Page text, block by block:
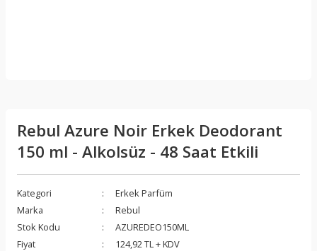
Rebul Azure Noir Erkek Deodorant
150 ml - Alkolsüz - 48 Saat Etkili
Kategori
Erkek Parfüm
Marka
Rebul
Stok Kodu
AZUREDEO150ML
Fiyat
124,92 TL + KDV